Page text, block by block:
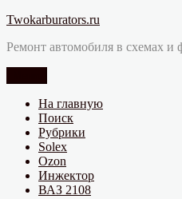
Перейти
содержимому
Twokarburators.ru
Ремонт автомобиля в схемах и
На главную
Поиск
Рубрики
Solex
Ozon
Инжектор
ВАЗ 2108